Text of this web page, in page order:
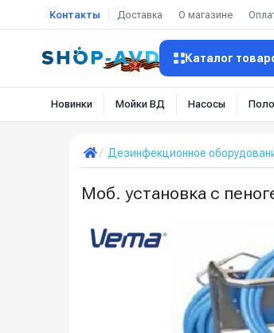
Контакты Доставка О магазине
Каталог
Новинки Мойки ВД Насосы
Дезинфекционное
Моб. установка с